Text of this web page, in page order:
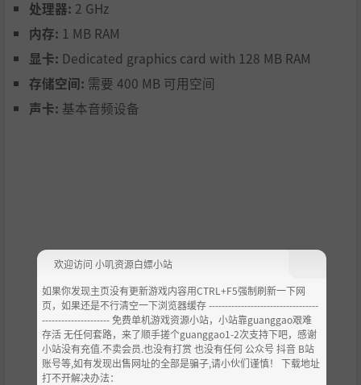
处理器: 2 GHz
内存: 1 MB RAM
显卡: Dedicated graphics card with 128 MB RAM
存储空间: 需要 400 MB 可用空间
声卡: 基本音频设备
欢迎访问 小叽资源白嫖小站
如果你发现主页没有更新游戏内容用CTRL+F5强制刷新一下网
页，如果还是不行清空一下浏览器缓存 ----------------------------------
--------------------- 免费单机游戏资源小站，小站靠guanggao艰难
存活 无任何套路，来了顺手搓个guanggao1-2次支持下吧，感谢
小站没有充值.不卖会员.也没有打赏 也没有任何 公众号 抖音 B站
账号等,如有发现出售网址的全部是骗子,请小伙们谨慎！ 下载地址
打不开解决办法：